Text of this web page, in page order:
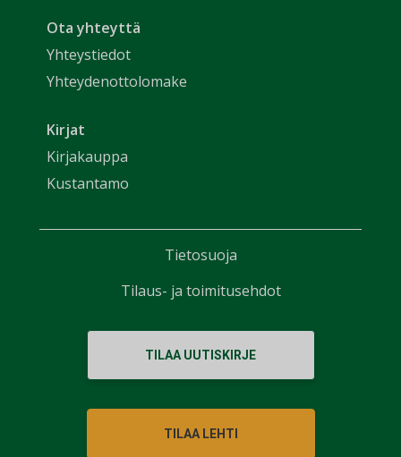
Ota yhteyttä
Yhteystiedot
Yhteydenottolomake
Kirjat
Kirjakauppa
Kustantamo
TILAA UUTISKIRJE
TILAA LEHTI
Tietosuoja
Tilaus- ja toimitusehdot